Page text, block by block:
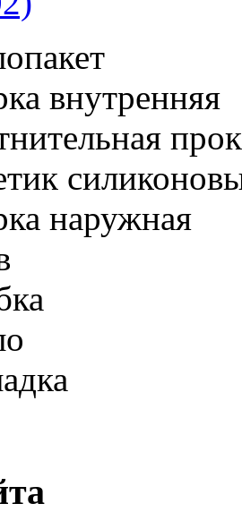
внутренняя
наружная